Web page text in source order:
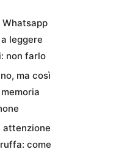
leggere
non farlo
ma così
attenzione
come